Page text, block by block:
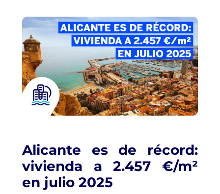
Alicante es de récord:
vivienda a 2.457 €/m²
en julio 2025